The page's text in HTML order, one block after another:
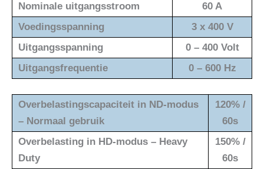
Nominale uitgangsstroom
60 A
Voedingsspanning
3 x 400 V
Uitgangsspanning
0 – 400 Volt
Uitgangsfrequentie
0 – 600 Hz
Overbelastingscapaciteit in ND-modus
– Normaal gebruik
120% /
60s
Overbelasting in HD-modus – Heavy
Duty
150% /
60s